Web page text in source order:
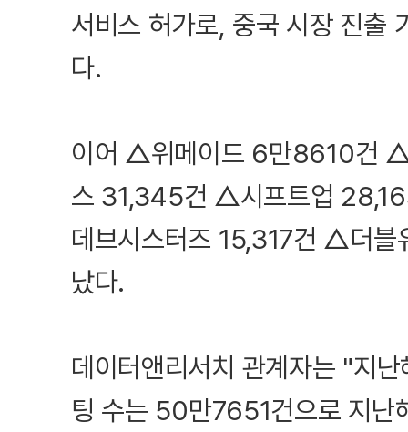
서비스 허가로, 중국 시장 진출
다.
이어 △위메이드 6만8610건
스 31,345건 △시프트업
데브시스터즈 15,317건 △더블
났다.
데이터앤리서치 관계자는 "지
팅 수는 50만7651건으로 지난